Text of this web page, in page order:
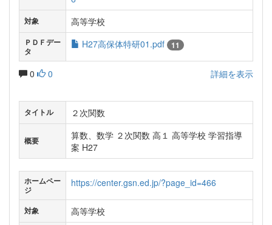
対象 高等学校
ＰＤＦデー
タ
H27高保体特研01.pdf 11
0 0 詳細を表示
タイトル ２次関数
概要
算数、数学 ２次関数 高１ 高等学校 学習指導
案 H27
ホームペー
ジ
https://center.gsn.ed.jp/?page_id=466
対象 高等学校